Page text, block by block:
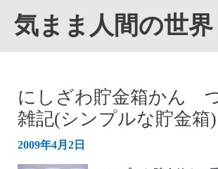
気まま人間の世界
にしざわ貯金箱かん
雑記(シンプルな貯金箱)
2009年4月2日